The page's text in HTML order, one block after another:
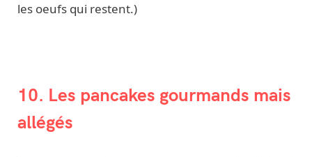
les oeufs qui restent.)
10. Les pancakes gourmands mais
allégés